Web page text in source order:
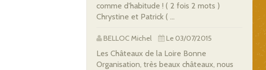
comme d'habitude ! ( 2 fois 2 mots )
Chrystine et Patrick ( ...
BELLOC Michel Le 03/07/2015
Les Châteaux de la Loire Bonne
Organisation, très beaux châteaux, nous